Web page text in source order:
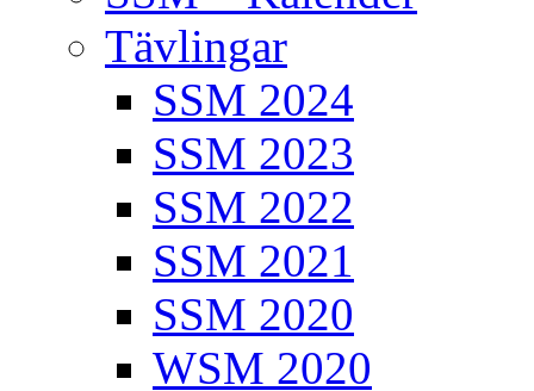
Tävlingar
SSM 2024
SSM 2023
SSM 2022
SSM 2021
SSM 2020
WSM 2020